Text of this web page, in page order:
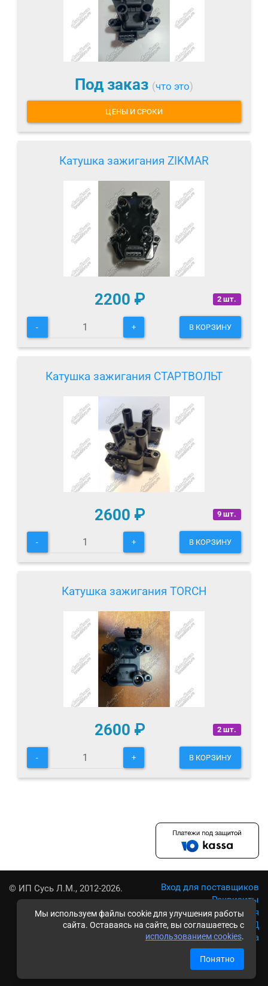
Мы используем файлы cookie для улучшения работы
сайта. Оставаясь на сайте, вы соглашаетесь с
использованием cookies.
Понятно
Под заказ (что это)
ЦЕНЫ И СРОКИ
Катушка зажигания ZIKMAR
2 шт.
2200 ₽
- + В КОРЗИНУ
Катушка зажигания СТАРТВОЛЬТ
9 шт.
2600 ₽
- + В КОРЗИНУ
Катушка зажигания TORCH
2 шт.
2600 ₽
- + В КОРЗИНУ
© ИП Сусь Л.М., 2012-2026.
Вход для поставщиков
Реквизиты
Условия использования
Политика обработки ПД
Карта сайта